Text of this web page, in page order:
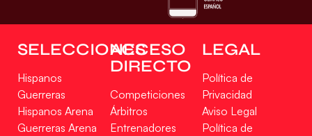
SELECCIONES
Hispanos
Guerreras
Hispanos Arena
Guerreras Arena
ACCESO
DIRECTO
Competiciones
Árbitros
Entrenadores
LEGAL
Política de
Privacidad
Aviso Legal
Política de